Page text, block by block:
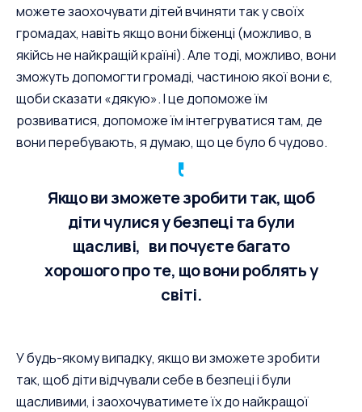
можете заохочувати дітей вчиняти так у своїх
громадах, навіть якщо вони біженці (можливо, в
якійсь не найкращій країні). Але тоді, можливо, вони
зможуть допомогти громаді, частиною якої вони є,
щоби сказати «дякую». І це допоможе їм
розвиватися, допоможе їм інтегруватися там, де
вони перебувають, я думаю, що це було б чудово.
Якщо ви зможете зробити так, щоб
діти чулися у безпеці та були
щасливі, ви почуєте багато
хорошого про те, що вони роблять у
світі.
У будь-якому випадку, якщо ви зможете зробити
так, щоб діти відчували себе в безпеці і були
щасливими, і заохочуватимете їх до найкращої